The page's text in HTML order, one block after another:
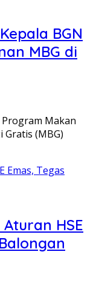
BGN
MBG di
Program Makan
(MBG)
HSE